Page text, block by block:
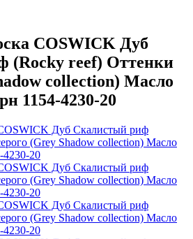
COSWICK Дуб
(Rocky reef) Оттенки
collection) Масло
1154-4230-20